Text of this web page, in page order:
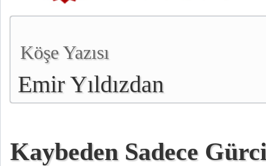
Köşe Yazısı
Emir Yıldızdan
Kaybeden Sadece